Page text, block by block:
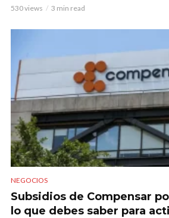
530 views 3 min read
NEGOCIOS
Subsidios de Compensar
lo que debes saber para